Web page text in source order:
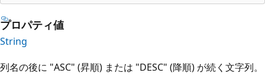
プロパティ値
String
列名の後に "ASC" (昇順) または "DESC" (降順) が続く文字列。